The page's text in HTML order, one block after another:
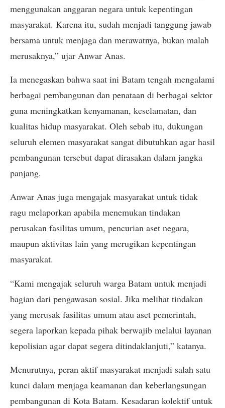
menggunakan anggaran negara untuk kepentingan
masyarakat. Karena itu, sudah menjadi tanggung jawab
bersama untuk menjaga dan merawatnya, bukan malah
merusaknya,” ujar Anwar Anas.
Ia menegaskan bahwa saat ini Batam tengah mengalami
berbagai pembangunan dan penataan di berbagai sektor
guna meningkatkan kenyamanan, keselamatan, dan
kualitas hidup masyarakat. Oleh sebab itu, dukungan
seluruh elemen masyarakat sangat dibutuhkan agar hasil
pembangunan tersebut dapat dirasakan dalam jangka
panjang.
Anwar Anas juga mengajak masyarakat untuk tidak
ragu melaporkan apabila menemukan tindakan
perusakan fasilitas umum, pencurian aset negara,
maupun aktivitas lain yang merugikan kepentingan
masyarakat.
“Kami mengajak seluruh warga Batam untuk menjadi
bagian dari pengawasan sosial. Jika melihat tindakan
yang merusak fasilitas umum atau aset pemerintah,
segera laporkan kepada pihak berwajib melalui layanan
kepolisian agar dapat segera ditindaklanjuti,” katanya.
Menurutnya, peran aktif masyarakat menjadi salah satu
kunci dalam menjaga keamanan dan keberlangsungan
pembangunan di Kota Batam. Kesadaran kolektif untuk